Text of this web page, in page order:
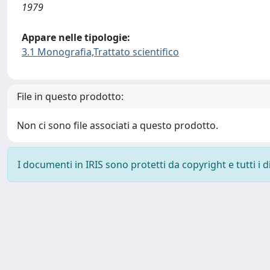
1979
Appare nelle tipologie:
3.1 Monografia,Trattato scientifico
File in questo prodotto:
Non ci sono file associati a questo prodotto.
I documenti in IRIS sono protetti da copyright e tutti i